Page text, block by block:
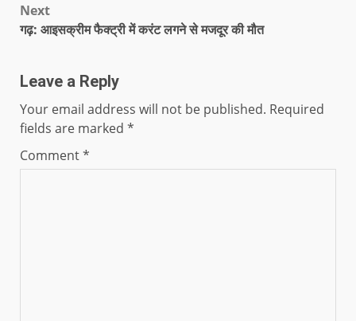
Next
गढ़: आइसक्रीम फैक्ट्री में करंट लगने से मजदूर की मौत
Leave a Reply
Your email address will not be published. Required
fields are marked *
Comment*